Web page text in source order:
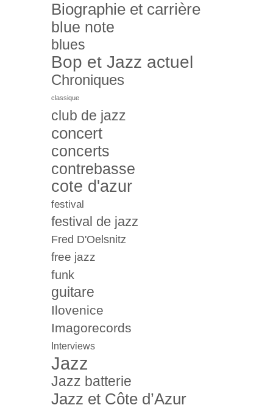
Biographie et carrière
blue note
blues
Bop et Jazz actuel
Chroniques
classique
club de jazz
concert
concerts
contrebasse
cote d'azur
festival
festival de jazz
Fred D'Oelsnitz
free jazz
funk
guitare
Ilovenice
Imagorecords
Interviews
Jazz
Jazz batterie
Jazz et Côte d’Azur